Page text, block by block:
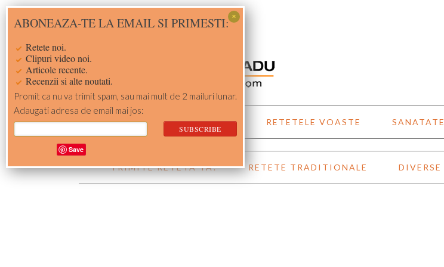
Skip
to
Skip
to
Skip
to
Skip
to
ACASA RETETE RETETELE VOASTE SANATATE
TRIMITE RETETA TA! RETETE TRADITIONALE DIVERSE
ABONEAZA-TE LA EMAIL SI PRIMESTI:
Retete noi.
Clipuri video noi.
Articole recente.
Recenzii si alte noutati.
Promit ca nu va trimit spam, sau mai mult de 2 mailuri lunar.
Adaugati adresa de email mai jos:
Save